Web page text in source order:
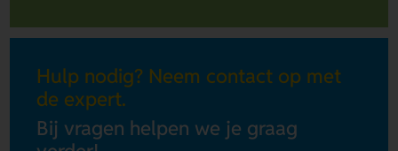
Hulp nodig? Neem contact op met
de expert.
Bij vragen helpen we je graag